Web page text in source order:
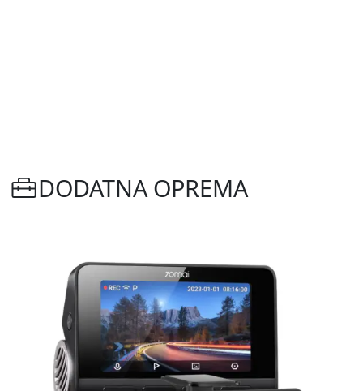
DODATNA OPREMA